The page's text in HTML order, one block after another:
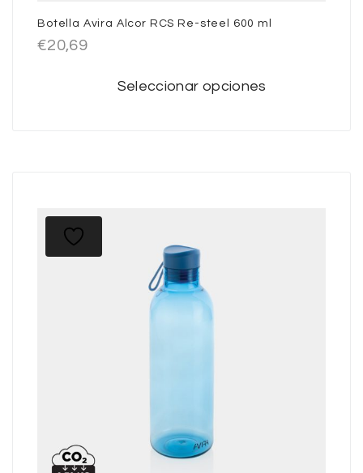
Botella Avira Alcor RCS Re-steel 600 ml
€20,69
Seleccionar opciones